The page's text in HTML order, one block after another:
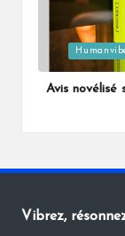
Posted
in
Avis novélisé
Vibrez,